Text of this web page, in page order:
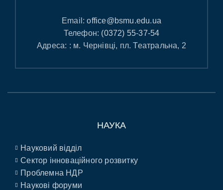
Email:office@bsmu.edu.ua
Телефон: (0372) 55-37-54
Адреса: : м. Чернівці, пл. Театральна, 2
НАУКА
Науковий відділ
Сектор інноваційного розвитку
Проблемна НДР
Наукові форуми